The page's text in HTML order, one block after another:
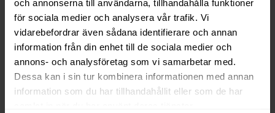
och annonserna till användarna, tillhandahålla funktioner
för sociala medier och analysera vår trafik. Vi
vidarebefordrar även sådana identifierare och annan
information från din enhet till de sociala medier och
annons- och analysföretag som vi samarbetar med.
Dessa kan i sin tur kombinera informationen med annan
information som du har tillhandahållit eller som de har